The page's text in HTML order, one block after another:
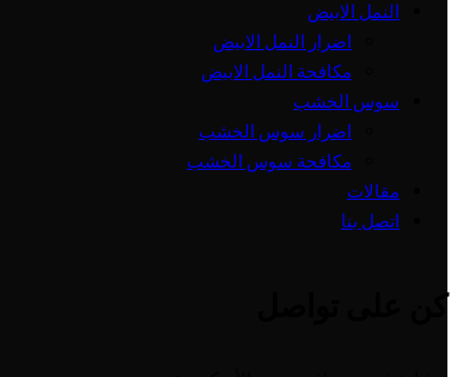
النمل الابيض
اضرار النمل الابيض
مكافحة النمل الابيض
سوس الخشب
اضرار سوس الخشب
مكافحة سوس الخشب
مقالات
اتصل بنا